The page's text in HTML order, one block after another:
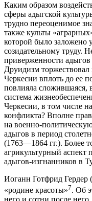
Каким образом
сферы адыгской
трудно переоценимое
также культы
которой было заложено
созидательному труду.
приверженности
Друидизм
Черкесии вплоть до ее
повлияла сложившаяся,
система
Черкесии, в том числе
конфликта? Вполне
на военно-
адыгов в период
(1763—1864 гг.). Более
агрикультурный аспект
адыгов-изгнанников в
Иоганн Готфрид Гердер
«родине красоты»7. Об